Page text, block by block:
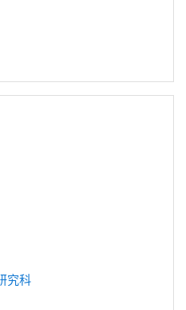
究科